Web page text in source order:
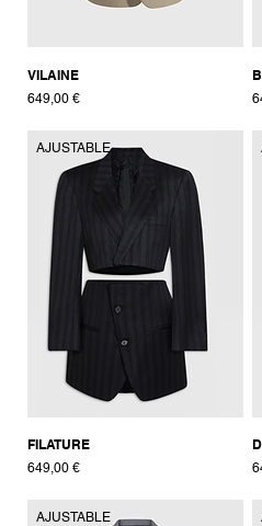
VILAINE
Prix
649,00 €
AJUSTABLE
FILATURE
Prix
649,00 €
AJUSTABLE